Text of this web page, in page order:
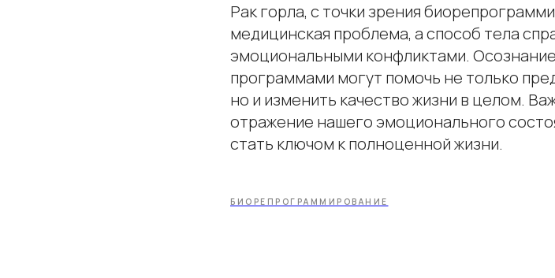
Рак горла, с точки зрения
медицинская проблема, а способ тела
эмоциональными конфликтами.
программами могут помочь не только
но и изменить качество жизни в целом.
отражение нашего эмоционального
стать ключом к полноценной жизни.
БИОРЕПРОГРАММИРОВАНИЕ